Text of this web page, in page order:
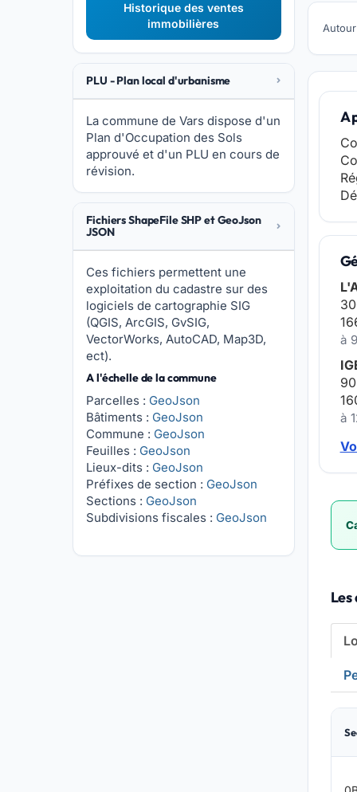
Historique des ventes
immobilières
PLU - Plan local d'urbanisme
La commune de Vars dispose d'un
Plan d'Occupation des Sols
approuvé et d'un PLU en cours de
révision.
Fichiers ShapeFile SHP et GeoJson
JSON
Ces fichiers permettent une
exploitation du cadastre sur des
logiciels de cartographie SIG
(QGIS, ArcGIS, GvSIG,
VectorWorks, AutoCAD, Map3D,
ect).
A l'échelle de la commune
Parcelles : GeoJson
Bâtiments : GeoJson
Commune : GeoJson
Feuilles : GeoJson
Lieux-dits : GeoJson
Préfixes de section : GeoJson
Sections : GeoJson
Subdivisions fiscales : GeoJson
A
à
à